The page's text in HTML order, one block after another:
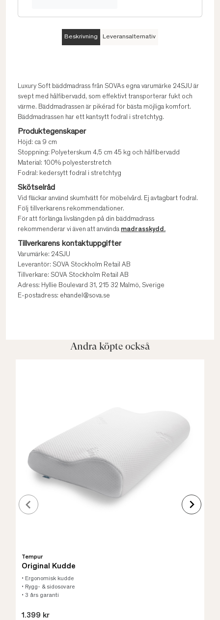
Beskrivning Leveransalternativ
Luxury Soft bäddmadrass från SOVAs egna varumärke 24SJU är
svept med hålfibervadd, som effektivt transporterar fukt och
värme. Bäddmadrassen är pikérad för bästa möjliga komfort.
Bäddmadrassen har ett kantsytt fodral i stretchtyg.
Produktegenskaper
Höjd: ca 9 cm
Stoppning: Polyeterskum 4,5 cm 45 kg och hålfibervadd
Material: 100% polyesterstretch
Fodral: kedersytt fodral i stretchtyg
Skötselråd
Vid fläckar använd skumtvätt för möbelvård. Ej avtagbart fodral.
Följ tillverkarens rekommendationer.
För att förlänga livslängden på din bäddmadrass
rekommenderar vi även att använda madrasskydd.
Tillverkarens kontaktuppgifter
Varumärke: 24SJU
Leverantör: SOVA Stockholm Retail AB
Tillverkare: SOVA Stockholm Retail AB
Adress: Hyllie Boulevard 31, 215 32 Malmö, Sverige
E-postadress: ehandel@sova.se
Andra köpte också
Tempur
Original Kudde
• Ergonomisk kudde
• Rygg- & sidosovare
• 3 års garanti
1.399 kr